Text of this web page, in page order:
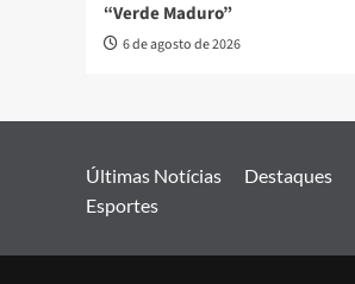
“Verde Maduro”
6 de agosto de 2026
Últimas Notícias Destaques
Esportes